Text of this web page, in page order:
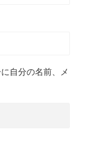
自分の名前、メ